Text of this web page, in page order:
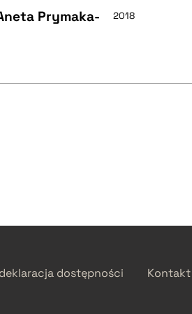
Prymaka-
2018
deklaracja dostępności Kontakt